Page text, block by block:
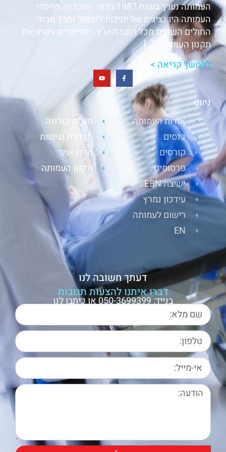
העמותה נערך בשנת 1987 בכפר המכביה. מייסדי
העמותה היו נציגים של יחידות לטיפול נמרץ מבתי
החולים השונים מכל רחבי הארץ. המייסדים ניסחו את
תקנון העמותה. […]
להמשך קריאה >
ניווט
אודות העמותה
כנסים
קורסים
פרסומים
ישיבת EBN
עידכון נמרץ
רישום לעמותה
EN
חוויות קורונה
הצהרת נגישות
מפת אתר
תקנון העמותה
דעתך חשובה לנו
דברו איתנו להצעות תגובות
בנייד: 050-3699399 או כיתבו לנו